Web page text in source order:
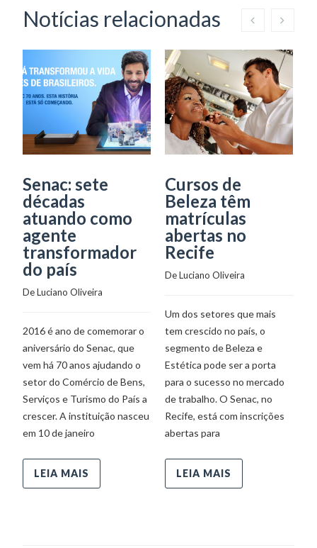
Notícias relacionadas
Senac: sete
décadas
atuando como
agente
transformador
do país
De Luciano Oliveira
2016 é ano de comemorar o
aniversário do Senac, que
vem há 70 anos ajudando o
setor do Comércio de Bens,
Serviços e Turismo do País a
crescer. A instituição nasceu
em 10 de janeiro
LEIA MAIS
Cursos de
Beleza têm
matrículas
abertas no
Recife
De Luciano Oliveira
Um dos setores que mais
tem crescido no país, o
segmento de Beleza e
Estética pode ser a porta
para o sucesso no mercado
de trabalho. O Senac, no
Recife, está com inscrições
abertas para
LEIA MAIS